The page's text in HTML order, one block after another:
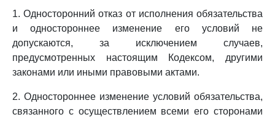
1. Односторонний отказ от исполнения обязательства
и одностороннее изменение его условий не
допускаются, за исключением случаев,
предусмотренных настоящим Кодексом, другими
законами или иными правовыми актами.
2. Одностороннее изменение условий обязательства,
связанного с осуществлением всеми его сторонами